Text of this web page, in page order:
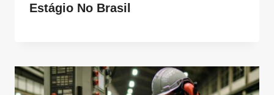
Estágio No Brasil